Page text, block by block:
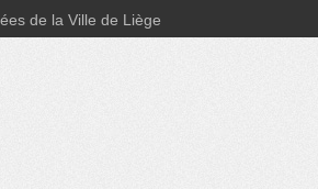
de la Ville de Liège